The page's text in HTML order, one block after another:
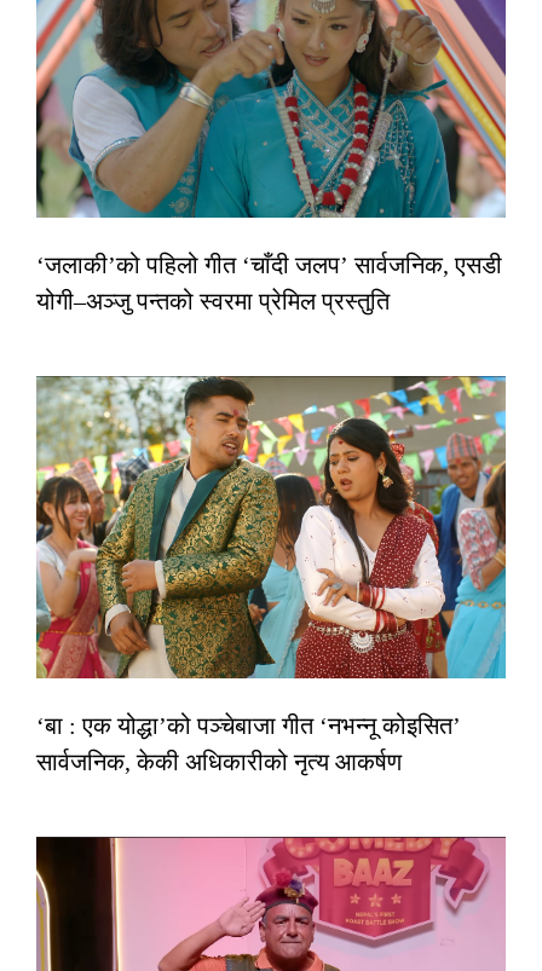
‘जलाकी’को पहिलो गीत ‘चाँदी जलप’ सार्वजनिक, एसडी
योगी–अञ्जु पन्तको स्वरमा प्रेमिल प्रस्तुति
‘बा : एक योद्धा’को पञ्चेबाजा गीत ‘नभन्नू कोइसित’
सार्वजनिक, केकी अधिकारीको नृत्य आकर्षण